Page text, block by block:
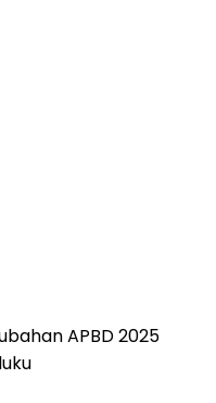
APBD 2025